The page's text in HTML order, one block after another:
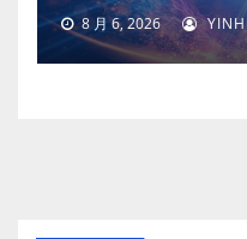
8 月 6, 2026